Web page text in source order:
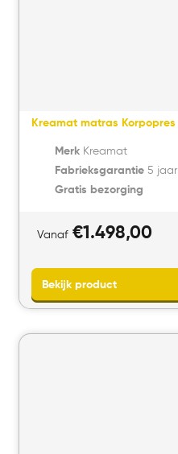
Kreamat matras Korpopres
MerkKreamat
Fabrieksgarantie5 jaar
Gratis bezorging
Vanaf €1.498,00